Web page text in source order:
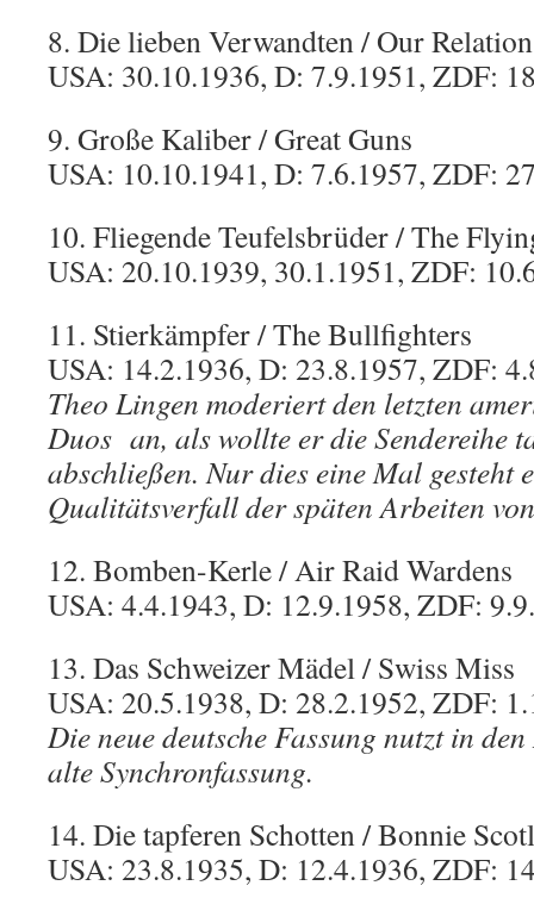
8. Die lieben Verwandten / Our
USA: 30.10.1936, D: 7.9.1951, ZDF:
9. Große Kaliber / Great Guns
USA: 10.10.1941, D: 7.6.1957, ZDF:
10. Fliegende Teufelsbrüder / The
USA: 20.10.1939, 30.1.1951, ZDF:
11. Stierkämpfer / The Bullfighters
USA: 14.2.1936, D: 23.8.1957, ZDF:
Theo Lingen moderiert den letzten
Duos an, als wollte er die Sendereihe
abschließen. Nur dies eine Mal gesteht
Qualitätsverfall der späten Arbeiten
12. Bomben-Kerle / Air Raid Wardens
USA: 4.4.1943, D: 12.9.1958, ZDF:
13. Das Schweizer Mädel / Swiss Miss
USA: 20.5.1938, D: 28.2.1952, ZDF:
Die neue deutsche Fassung nutzt in
alte Synchronfassung.
14. Die tapferen Schotten / Bonnie
USA: 23.8.1935, D: 12.4.1936, ZDF: